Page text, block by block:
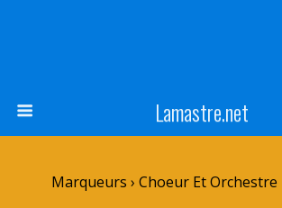
Lamastre.net
Marqueurs › Choeur Et Orchestre